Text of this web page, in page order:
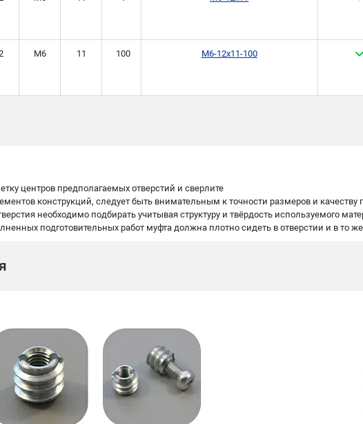
М6 11 100 M6-12x11-100
центров предполагаемых отверстий и сверлите
конструкций, следует быть внимательным к точности размеров и
необходимо подбирать учитывая структуру и твёрдость используемого
подготовительных работ муфта должна плотно сидеть в отверстии и в то